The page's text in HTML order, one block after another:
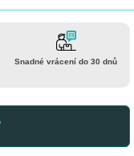
Snadné vrácení do 30 dnů